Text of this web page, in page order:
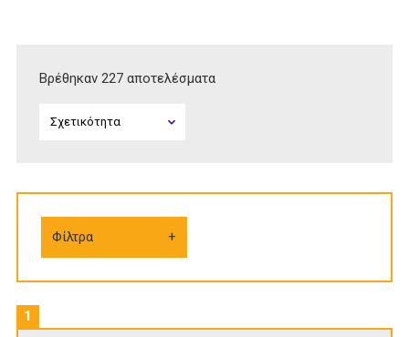
Βρέθηκαν 227 αποτελέσματα
Φίλτρα
1